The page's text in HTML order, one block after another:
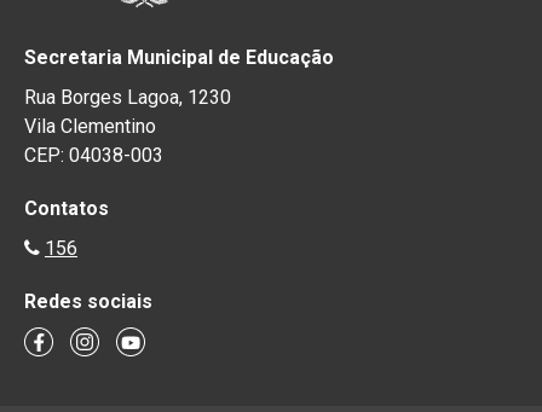
Secretaria Municipal de Educação
Rua Borges Lagoa, 1230
Vila Clementino
CEP: 04038-003
Contatos
156
Redes sociais